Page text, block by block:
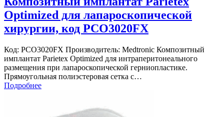
Optimized для лапароскопической
хирургии, код PCO3020FX
Код: PCO3020FX Производитель: Medtronic Композитный
имплантат Parietex Optimized для интраперитонеального
размещения при лапароскопической герниопластике.
Прямоугольная полиэстеровая сетка с…
Подробнее